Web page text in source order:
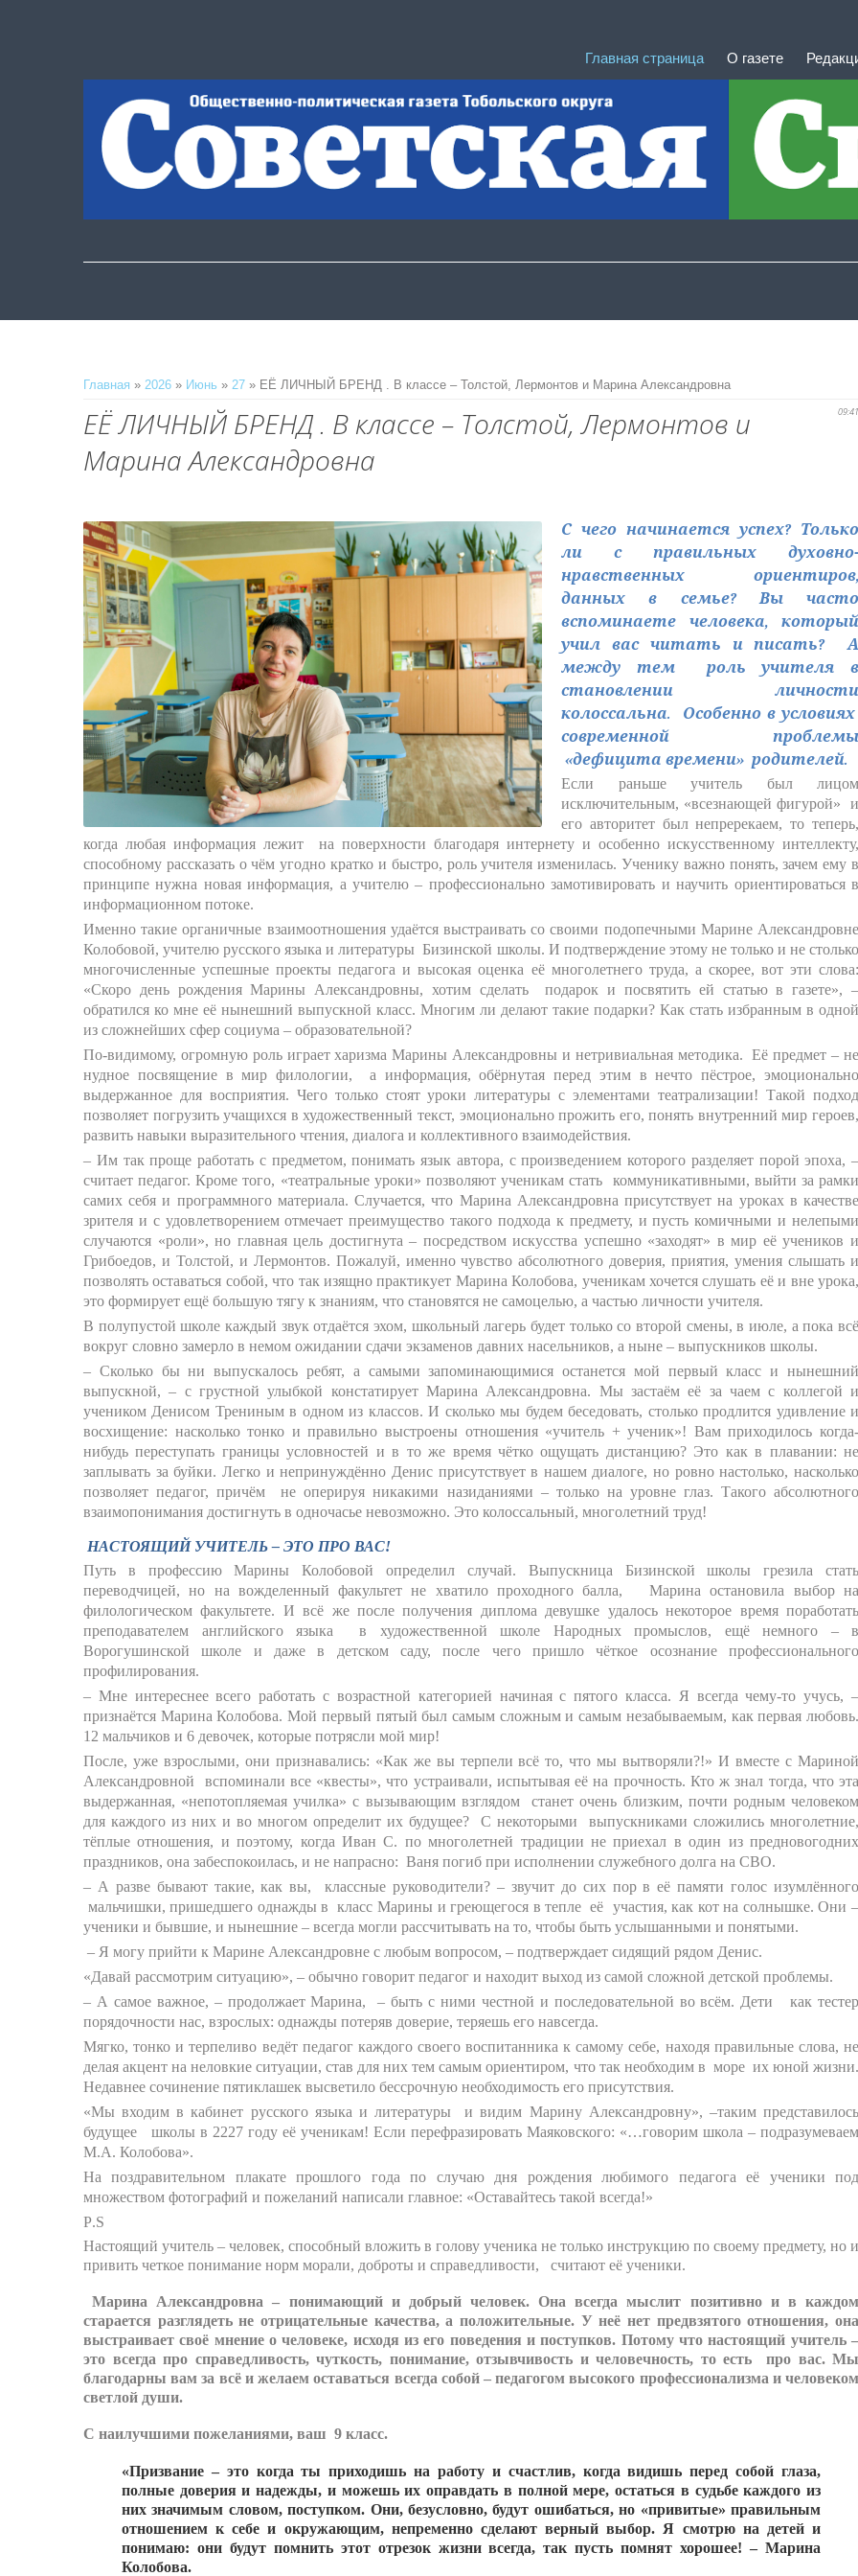
Главная страница О газете
Главная » 2026 » Июнь » 27 » ЕЁ ЛИЧНЫЙ БРЕНД . В классе – Толстой, Лермонтов и Марина Александровна
09:41
ЕЁ ЛИЧНЫЙ БРЕНД . В классе – Толстой, Лермонтов и
Марина Александровна
С чего начинается успех? Только
ли с правильных духовно-
нравственных ориентиров,
данных в семье? Вы часто
вспоминаете человека, который
учил вас читать и писать? А
между тем роль учителя в
становлении личности
колоссальна. Особенно в условиях
современной проблемы
«дефицита времени» родителей.
Если раньше учитель был лицом
исключительным, «всезнающей фигурой» и
его авторитет был непререкаем, то теперь,
когда любая информация лежит на поверхности благодаря интернету и особенно искусственному интеллекту,
способному рассказать о чём угодно кратко и быстро, роль учителя изменилась. Ученику важно понять, зачем ему в
принципе нужна новая информация, а учителю – профессионально замотивировать и научить ориентироваться в
информационном потоке.
Именно такие органичные взаимоотношения удаётся выстраивать со своими подопечными Марине Александровне
Колобовой, учителю русского языка и литературы Бизинской школы. И подтверждение этому не только и не столько
многочисленные успешные проекты педагога и высокая оценка её многолетнего труда, а скорее, вот эти слова:
«Скоро день рождения Марины Александровны, хотим сделать подарок и посвятить ей статью в газете», –
обратился ко мне её нынешний выпускной класс. Многим ли делают такие подарки? Как стать избранным в одной
из сложнейших сфер социума – образовательной?
По-видимому, огромную роль играет харизма Марины Александровны и нетривиальная методика. Её предмет – не
нудное посвящение в мир филологии, а информация, обёрнутая перед этим в нечто пёстрое, эмоционально
выдержанное для восприятия. Чего только стоят уроки литературы с элементами театрализации! Такой подход
позволяет погрузить учащихся в художественный текст, эмоционально прожить его, понять внутренний мир героев,
развить навыки выразительного чтения, диалога и коллективного взаимодействия.
– Им так проще работать с предметом, понимать язык автора, с произведением которого разделяет порой эпоха, –
считает педагог. Кроме того, «театральные уроки» позволяют ученикам стать коммуникативными, выйти за рамки
самих себя и программного материала. Случается, что Марина Александровна присутствует на уроках в качестве
зрителя и с удовлетворением отмечает преимущество такого подхода к предмету, и пусть комичными и нелепыми
случаются «роли», но главная цель достигнута – посредством искусства успешно «заходят» в мир её учеников и
Грибоедов, и Толстой, и Лермонтов. Пожалуй, именно чувство абсолютного доверия, приятия, умения слышать и
позволять оставаться собой, что так изящно практикует Марина Колобова, ученикам хочется слушать её и вне урока,
это формирует ещё большую тягу к знаниям, что становятся не самоцелью, а частью личности учителя.
В полупустой школе каждый звук отдаётся эхом, школьный лагерь будет только со второй смены, в июле, а пока всё
вокруг словно замерло в немом ожидании сдачи экзаменов давних насельников, а ныне – выпускников школы.
– Сколько бы ни выпускалось ребят, а самыми запоминающимися останется мой первый класс и нынешний
выпускной, – с грустной улыбкой констатирует Марина Александровна. Мы застаём её за чаем с коллегой и
учеником Денисом Трениным в одном из классов. И сколько мы будем беседовать, столько продлится удивление и
восхищение: насколько тонко и правильно выстроены отношения «учитель + ученик»! Вам приходилось когда-
нибудь переступать границы условностей и в то же время чётко ощущать дистанцию? Это как в плавании: не
заплывать за буйки. Легко и непринуждённо Денис присутствует в нашем диалоге, но ровно настолько, насколько
позволяет педагог, причём не оперируя никакими назиданиями – только на уровне глаз. Такого абсолютного
взаимопонимания достигнуть в одночасье невозможно. Это колоссальный, многолетний труд!
НАСТОЯЩИЙ УЧИТЕЛЬ – ЭТО ПРО ВАС!
Путь в профессию Марины Колобовой определил случай. Выпускница Бизинской школы грезила стать
переводчицей, но на вожделенный факультет не хватило проходного балла, Марина остановила выбор на
филологическом факультете. И всё же после получения диплома девушке удалось некоторое время поработать
преподавателем английского языка в художественной школе Народных промыслов, ещё немного – в
Ворогушинской школе и даже в детском саду, после чего пришло чёткое осознание профессионального
профилирования.
– Мне интереснее всего работать с возрастной категорией начиная с пятого класса. Я всегда чему-то учусь, –
признаётся Марина Колобова. Мой первый пятый был самым сложным и самым незабываемым, как первая любовь.
12 мальчиков и 6 девочек, которые потрясли мой мир!
После, уже взрослыми, они признавались: «Как же вы терпели всё то, что мы вытворяли?!» И вместе с Мариной
Александровной вспоминали все «квесты», что устраивали, испытывая её на прочность. Кто ж знал тогда, что эта
выдержанная, «непотопляемая училка» с вызывающим взглядом станет очень близким, почти родным человеком
для каждого из них и во многом определит их будущее? С некоторыми выпускниками сложились многолетние,
тёплые отношения, и поэтому, когда Иван С. по многолетней традиции не приехал в один из предновогодних
праздников, она забеспокоилась, и не напрасно: Ваня погиб при исполнении служебного долга на СВО.
– А разве бывают такие, как вы, классные руководители? – звучит до сих пор в её памяти голос изумлённого
мальчишки, пришедшего однажды в класс Марины и греющегося в тепле её участия, как кот на солнышке. Они –
ученики и бывшие, и нынешние – всегда могли рассчитывать на то, чтобы быть услышанными и понятыми.
– Я могу прийти к Марине Александровне с любым вопросом, – подтверждает сидящий рядом Денис.
«Давай рассмотрим ситуацию», – обычно говорит педагог и находит выход из самой сложной детской проблемы.
– А самое важное, – продолжает Марина, – быть с ними честной и последовательной во всём. Дети как тестер
порядочности нас, взрослых: однажды потеряв доверие, теряешь его навсегда.
Мягко, тонко и терпеливо ведёт педагог каждого своего воспитанника к самому себе, находя правильные слова, не
делая акцент на неловкие ситуации, став для них тем самым ориентиром, что так необходим в море их юной жизни.
Недавнее сочинение пятиклашек высветило бессрочную необходимость его присутствия.
«Мы входим в кабинет русского языка и литературы и видим Марину Александровну», –таким представилось
будущее школы в 2227 году её ученикам! Если перефразировать Маяковского: «…говорим школа – подразумеваем
М.А. Колобова».
На поздравительном плакате прошлого года по случаю дня рождения любимого педагога её ученики под
множеством фотографий и пожеланий написали главное: «Оставайтесь такой всегда!»
P.S
Настоящий учитель – человек, способный вложить в голову ученика не только инструкцию по своему предмету, но и
привить четкое понимание норм морали, доброты и справедливости, считают её ученики.
Марина Александровна – понимающий и добрый человек. Она всегда мыслит позитивно и в каждом
старается разглядеть не отрицательные качества, а положительные. У неё нет предвзятого отношения, она
выстраивает своё мнение о человеке, исходя из его поведения и поступков. Потому что настоящий учитель –
это всегда про справедливость, чуткость, понимание, отзывчивость и человечность, то есть про вас. Мы
благодарны вам за всё и желаем оставаться всегда собой – педагогом высокого профессионализма и человеком
светлой души.
С наилучшими пожеланиями, ваш 9 класс.
«Призвание – это когда ты приходишь на работу и счастлив, когда видишь перед собой глаза,
полные доверия и надежды, и можешь их оправдать в полной мере, остаться в судьбе каждого из
них значимым словом, поступком. Они, безусловно, будут ошибаться, но «привитые» правильным
отношением к себе и окружающим, непременно сделают верный выбор. Я смотрю на детей и
понимаю: они будут помнить этот отрезок жизни всегда, так пусть помнят хорошее! – Марина
Колобова.